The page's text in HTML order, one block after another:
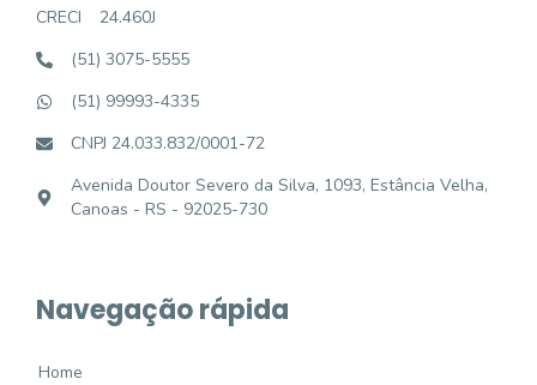
CRECI
24.460J
(51) 3075-5555
(51) 99993-4335
CNPJ 24.033.832/0001-72
Avenida Doutor Severo da Silva, 1093, Estância Velha,
Canoas - RS - 92025-730
Navegação rápida
Home